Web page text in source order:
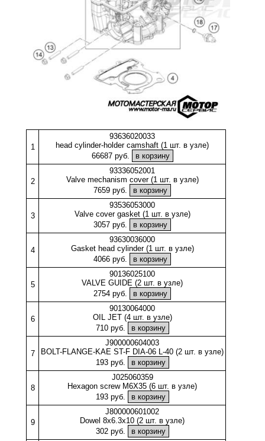
1
93636020033
head cylinder-holder camshaft (1 шт. в узле)
66687 руб.
2
93336052001
Valve mechanism cover (1 шт. в узле)
7659 руб.
3
93536053000
Valve cover gasket (1 шт. в узле)
3057 руб.
4
93630036000
Gasket head cylinder (1 шт. в узле)
4066 руб.
5
90136025100
VALVE GUIDE (2 шт. в узле)
2754 руб.
6
90130064000
OIL JET (4 шт. в узле)
710 руб.
7
J900000604003
BOLT-FLANGE-KAE ST-F DIA-06 L-40 (2 шт. в узле)
193 руб.
8
J025060359
Hexagon screw M6X35 (6 шт. в узле)
193 руб.
9
J800000601002
Dowel 8x6.3x10 (2 шт. в узле)
302 руб.